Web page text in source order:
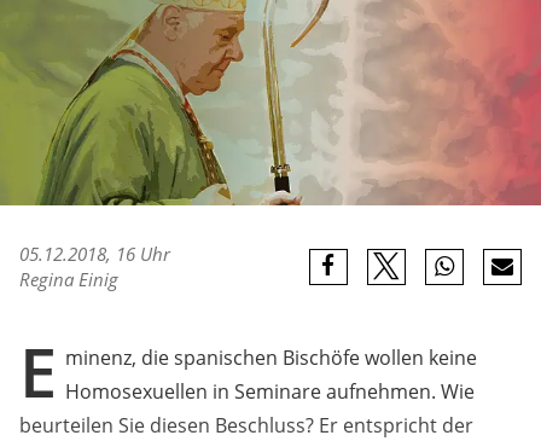
05.12.2018, 16 Uhr
Regina Einig
E minenz, die spanischen Bischöfe wollen keine
Homosexuellen in Seminare aufnehmen. Wie
beurteilen Sie diesen Beschluss? Er entspricht der